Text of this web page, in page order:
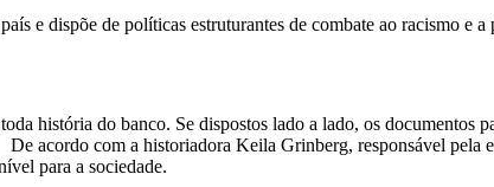
e dispõe de políticas estruturantes de combate ao racismo e
história do banco. Se dispostos lado a lado, os documentos
acordo com a historiadora Keila Grinberg, responsável pela
para a sociedade.